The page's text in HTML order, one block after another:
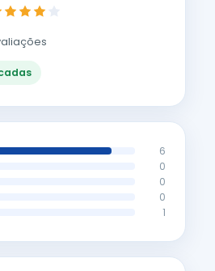
6
0
0
0
1